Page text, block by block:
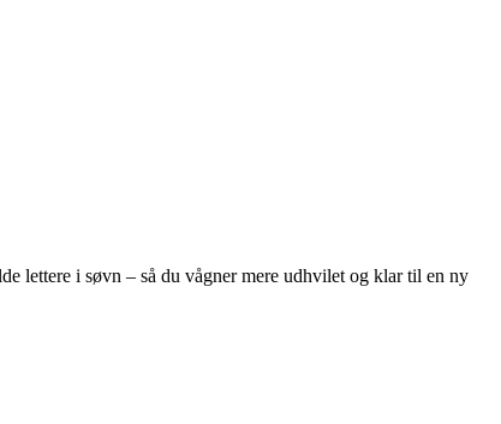
lettere i søvn – så du vågner mere udhvilet og klar til en ny